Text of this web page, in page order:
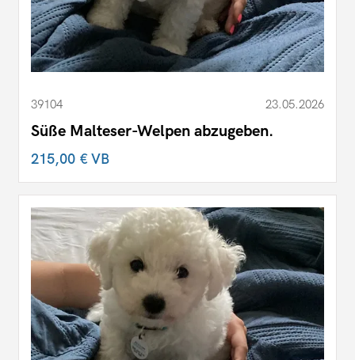
39104 23.05.2026
Süße Malteser-Welpen abzugeben.
215,00 €VB